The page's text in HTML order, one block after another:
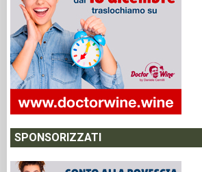
SPONSORIZZATI